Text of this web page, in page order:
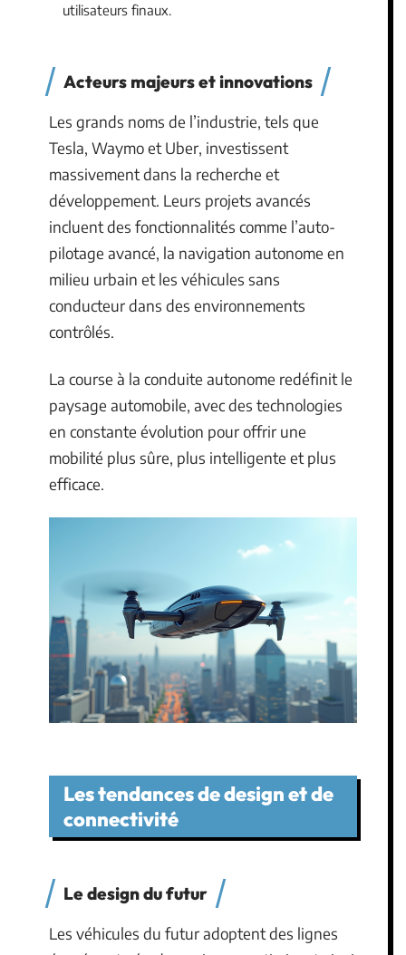
utilisateurs finaux.
Acteurs majeurs et innovations
Les grands noms de l’industrie, tels que
Tesla, Waymo et Uber, investissent
massivement dans la recherche et
développement. Leurs projets avancés
incluent des fonctionnalités comme l’auto-
pilotage avancé, la navigation autonome en
milieu urbain et les véhicules sans
conducteur dans des environnements
contrôlés.
La course à la conduite autonome redéfinit le
paysage automobile, avec des technologies
en constante évolution pour offrir une
mobilité plus sûre, plus intelligente et plus
efficace.
Les tendances de design et de
connectivité
Le design du futur
Les véhicules du futur adoptent des lignes